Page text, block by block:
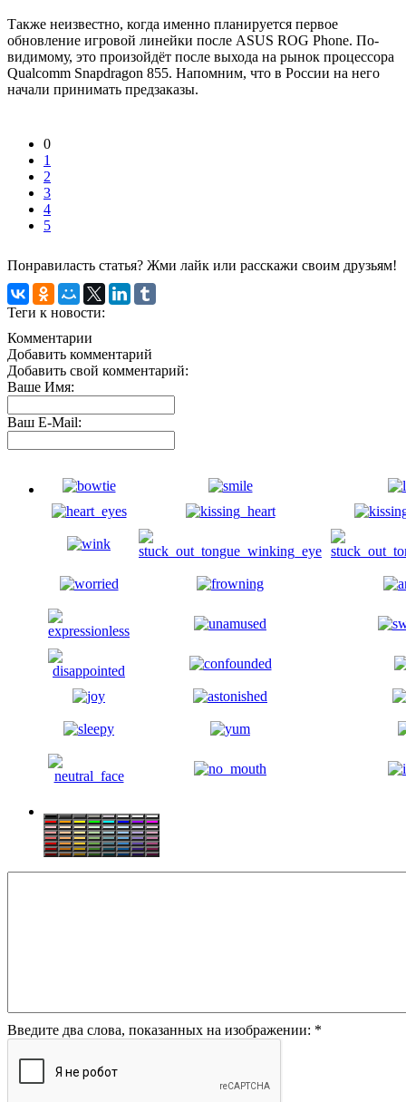
Также неизвестно, когда именно планируется первое
обновление игровой линейки после ASUS ROG Phone. По-
видимому, это произойдёт после выхода на рынок процессора
Qualcomm Snapdragon 855. Напомним, что в России на него
начали принимать предзаказы.
0
1
2
3
4
5
Понравиласть статья? Жми лайк или расскажи своим друзьям!
Теги к новости:
Комментарии
Добавить комментарий
Добавить свой комментарий:
Ваше Имя:
Ваш E-Mail:
Введите два слова, показанных на изображении: *